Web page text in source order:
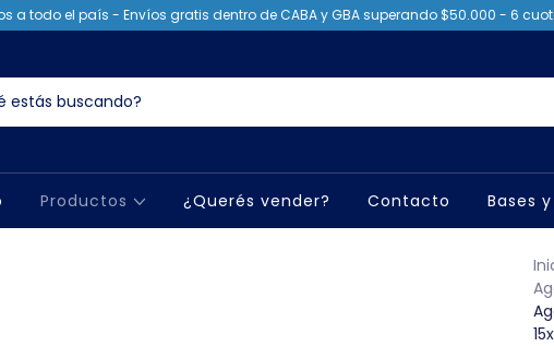
a todo el país - Envíos gratis dentro de CABA y GBA superando $50.000 - 6
Productos ¿Querés vender? Contacto Bases